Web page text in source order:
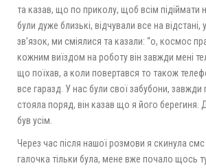
та казав, що по приколу, щоб всім підіймати
були дуже близькі, відчували все на
звʼязок, ми сміялися та казали: “о, космос
кожним виїздом на роботу він завжди мені
що поїхав, а коли повертався то також
все гаразд. У нас були свої забубони, завжди
стояла поряд, він казав що я його берегиня.
був усім.
Через час після нашої розмови я скинула смс
галочка тільки була, мене вже почало щось